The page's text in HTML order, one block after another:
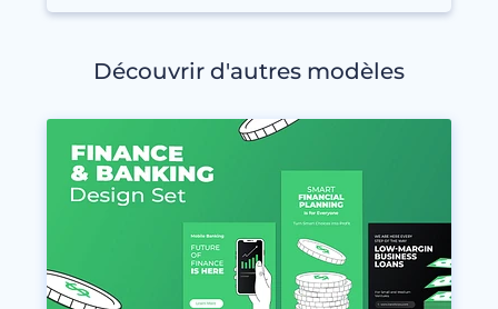
Découvrir d'autres modèles